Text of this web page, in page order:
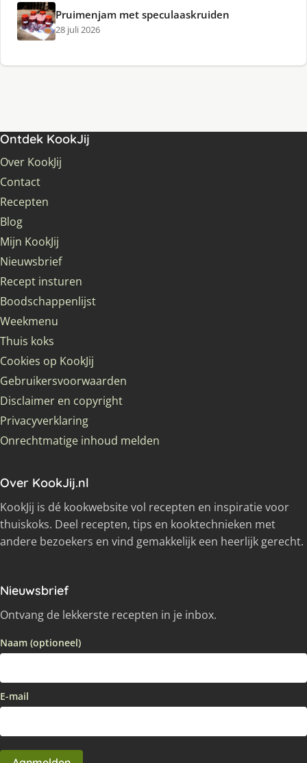
Pruimenjam met speculaaskruiden
28 juli 2026
Ontdek KookJij
Over KookJij
Contact
Recepten
Blog
Mijn KookJij
Nieuwsbrief
Recept insturen
Boodschappenlijst
Weekmenu
Thuis koks
Cookies op KookJij
Gebruikersvoorwaarden
Disclaimer en copyright
Privacyverklaring
Onrechtmatige inhoud melden
Over KookJij.nl
KookJij is dé kookwebsite vol recepten en inspiratie voor
thuiskoks. Deel recepten, tips en kooktechnieken met
andere bezoekers en vind gemakkelijk een heerlijk gerecht.
Nieuwsbrief
Ontvang de lekkerste recepten in je inbox.
Naam (optioneel)
E-mail